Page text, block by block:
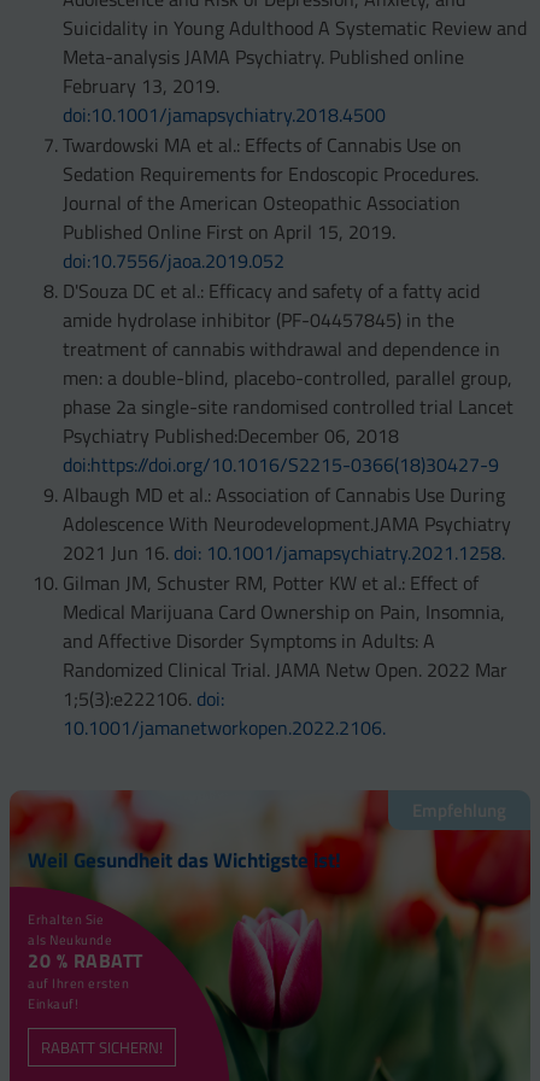
Suicidality in Young Adulthood A Systematic Review and
Meta-analysis JAMA Psychiatry. Published online
February 13, 2019.
doi:10.1001/jamapsychiatry.2018.4500
Twardowski MA et al.: Effects of Cannabis Use on
Sedation Requirements for Endoscopic Procedures.
Journal of the American Osteopathic Association
Published Online First on April 15, 2019.
doi:10.7556/jaoa.2019.052
D'Souza DC et al.: Efficacy and safety of a fatty acid
amide hydrolase inhibitor (PF-04457845) in the
treatment of cannabis withdrawal and dependence in
men: a double-blind, placebo-controlled, parallel group,
phase 2a single-site randomised controlled trial Lancet
Psychiatry Published:December 06, 2018
doi:https://doi.org/10.1016/S2215-0366(18)30427-9
Albaugh MD et al.: Association of Cannabis Use During
Adolescence With Neurodevelopment.JAMA Psychiatry
2021 Jun 16. doi: 10.1001/jamapsychiatry.2021.1258.
Gilman JM, Schuster RM, Potter KW et al.: Effect of
Medical Marijuana Card Ownership on Pain, Insomnia,
and Affective Disorder Symptoms in Adults: A
Randomized Clinical Trial. JAMA Netw Open. 2022 Mar
1;5(3):e222106. doi:
10.1001/jamanetworkopen.2022.2106.
Empfehlung
Weil Gesundheit das Wichtigste ist!
Erhalten Sie
als Neukunde
20 % RABATT
auf Ihren ersten
Einkauf!
RABATT SICHERN!